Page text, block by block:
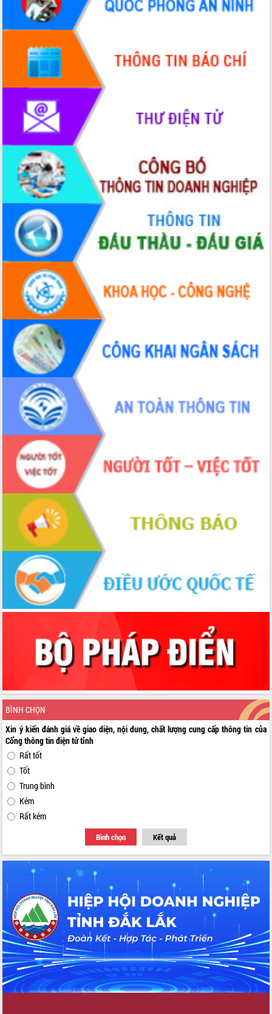
BÌNH CHỌN
Xin ý kiến đánh giá về giao diện, nội dung, chất lượng cung cấp thông tin của
Cổng thông tin điện tử tỉnh
Rất tốt
Tốt
Trung bình
Kém
Rất kém
Bình chọn Kết quả